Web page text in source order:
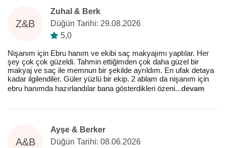
Z&B
Zuhal & Berk
Düğün Tarihi: 29.08.2026
5,0
Nişanım için Ebru hanım ve ekibi saç makyajımı yaptılar. Her
şey çok çok güzeldi. Tahmin ettiğimden çok daha güzel bir
makyaj ve saç ile memnun bir şekilde ayrıldım. En ufak detaya
kadar ilgilendiler. Güler yüzlü bir ekip. 2 ablam da nişanım için
ebru hanımda hazırlandılar bana gösterdikleri özeni...devam
A&B
Ayşe & Berker
Düğün Tarihi: 08.06.2026